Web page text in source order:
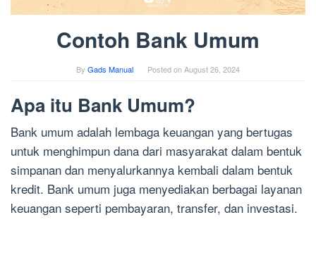
Contoh Bank Umum
By Gads Manual Posted onAugust 26, 2024
Apa itu Bank Umum?
Bank umum adalah lembaga keuangan yang bertugas
untuk menghimpun dana dari masyarakat dalam bentuk
simpanan dan menyalurkannya kembali dalam bentuk
kredit. Bank umum juga menyediakan berbagai layanan
keuangan seperti pembayaran, transfer, dan investasi.